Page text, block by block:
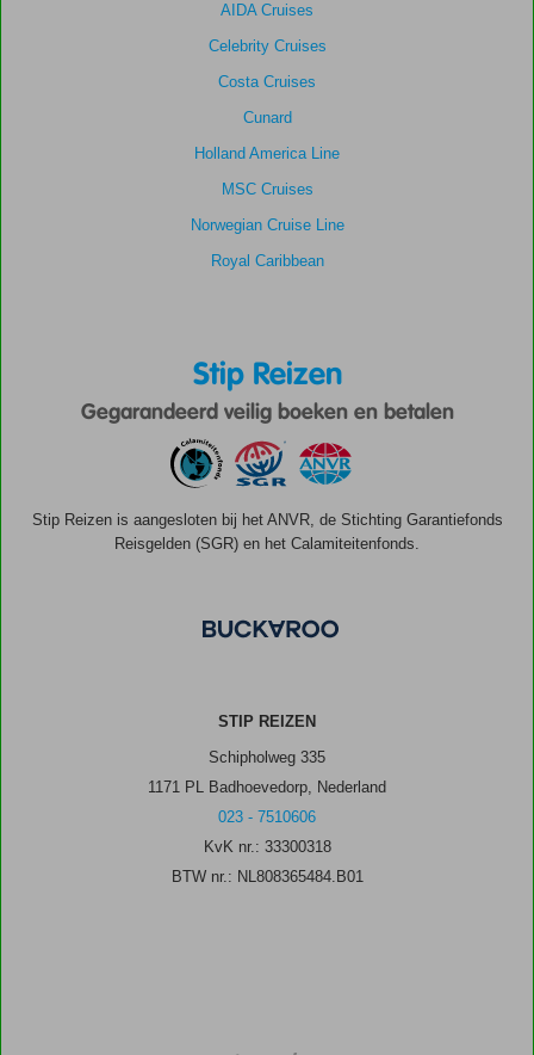
AIDA Cruises
Celebrity Cruises
Costa Cruises
Cunard
Holland America Line
MSC Cruises
Norwegian Cruise Line
Royal Caribbean
Stip Reizen
Gegarandeerd veilig boeken en betalen
Stip Reizen is aangesloten bij het ANVR, de Stichting Garantiefonds
Reisgelden (SGR) en het Calamiteitenfonds.
STIP REIZEN
Schipholweg 335
1171 PL Badhoevedorp, Nederland
023 - 7510606
KvK nr.: 33300318
BTW nr.: NL808365484.B01